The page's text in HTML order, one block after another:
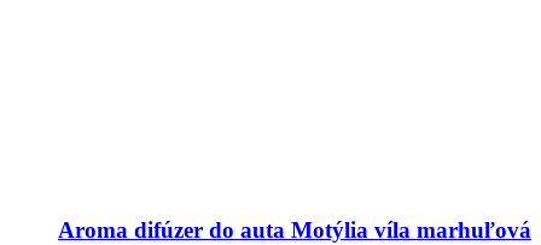
Aroma difúzer do auta Motýlia víla marhuľová